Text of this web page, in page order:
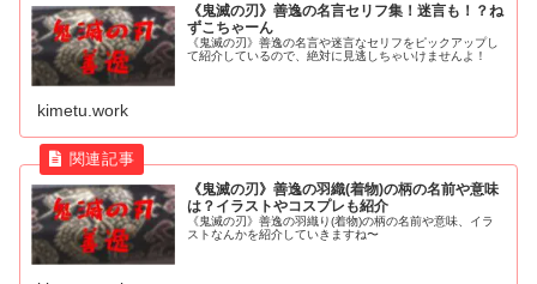
《鬼滅の刃》善逸の名言セリフ集！迷言も！？ね
ずこちゃーん
《鬼滅の刃》善逸の名言や迷言なセリフをピックアップし
て紹介しているので、絶対に見逃しちゃいけませんよ！
kimetu.work
《鬼滅の刃》善逸の羽織(着物)の柄の名前や意味
は？イラストやコスプレも紹介
《鬼滅の刃》善逸の羽織り(着物)の柄の名前や意味、イラ
ストなんかを紹介していきますね〜